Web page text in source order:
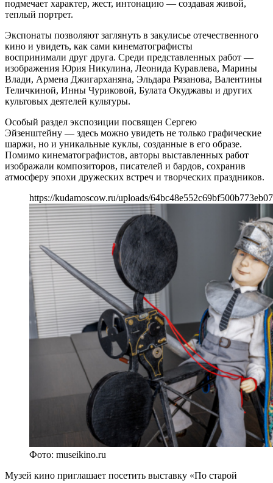
подмечает характер, жест, интонацию — создавая живой,
теплый портрет.
Экспонаты позволяют заглянуть в закулисье отечественного
кино и увидеть, как сами кинематографисты
воспринимали друг друга. Среди представленных работ —
изображения Юрия Никулина, Леонида Куравлева, Марины
Влади, Армена Джигарханяна, Эльдара Рязанова, Валентины
Теличкиной, Инны Чуриковой, Булата Окуджавы и других
культовых деятелей культуры.
Особый раздел экспозиции посвящен Сергею
Эйзенштейну — здесь можно увидеть не только графические
шаржи, но и уникальные куклы, созданные в его образе.
Помимо кинематографистов, авторы выставленных работ
изображали композиторов, писателей и бардов, сохранив
атмосферу эпохи дружеских встреч и творческих праздников.
https://kudamoscow.ru/uploads/
Фото: museikino.ru
Музей кино приглашает посетить выставку «По старой